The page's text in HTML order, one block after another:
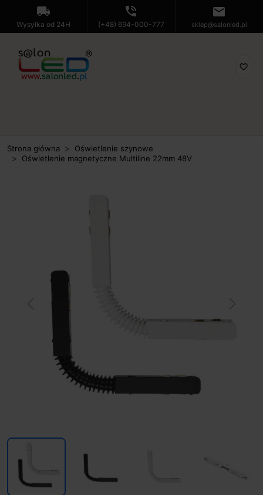
local_shipping
Wysyłka od 24H
phone_in_talk
(+48) 694-000-777
mail
sklep@salonled.pl
favorite_border
Strona główna
Oświetlenie szynowe
Oświetlenie magnetyczne Multiline 22mm 48V